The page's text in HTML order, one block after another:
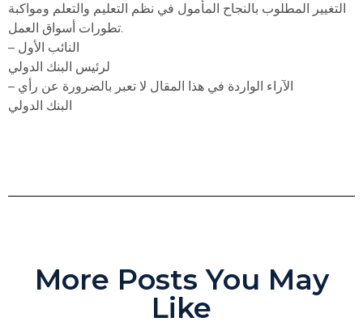
التغيير المطلوب بالنجاح المأمول في نظم التعليم والتعلم ومواكبة
تطورات أسواق العمل.
– النائب الأول
لرئيس البنك الدولي
– الآراء الواردة في هذا المقال لا تعبر بالضرورة عن رأي
البنك الدولي
More Posts You May
Like